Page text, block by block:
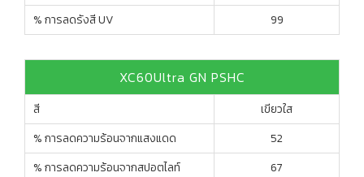
% การลดรังสี UV
99
XC60Ultra GN PSHC
สี
เขียวใส
% การลดความร้อนจากแสงแดด
52
% การลดความร้อนจากสปอตไลท์
67